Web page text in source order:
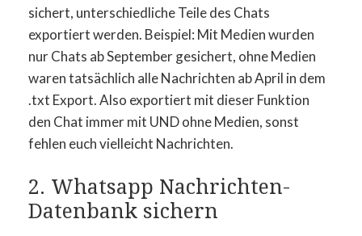
sichert, unterschiedliche Teile des Chats
exportiert werden. Beispiel: Mit Medien wurden
nur Chats ab September gesichert, ohne Medien
waren tatsächlich alle Nachrichten ab April in dem
.txt Export. Also exportiert mit dieser Funktion
den Chat immer mit UND ohne Medien, sonst
fehlen euch vielleicht Nachrichten.
2. Whatsapp Nachrichten-
Datenbank sichern